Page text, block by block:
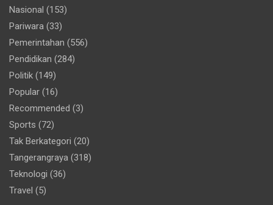
Nasional (153)
Pariwara (33)
Pemerintahan (556)
Pendidikan (284)
Politik (149)
Popular (16)
Recommended (3)
Sports (72)
Tak Berkategori (20)
Tangerangraya (318)
Teknologi (36)
Travel (5)